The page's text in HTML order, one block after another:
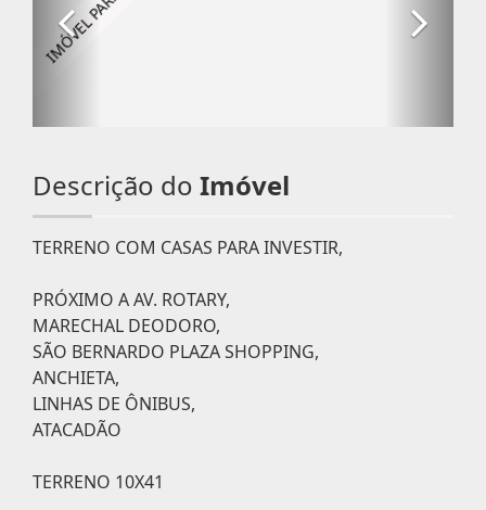
Descrição do Imóvel
TERRENO COM CASAS PARA INVESTIR,
PRÓXIMO A AV. ROTARY,
MARECHAL DEODORO,
SÃO BERNARDO PLAZA SHOPPING,
ANCHIETA,
LINHAS DE ÔNIBUS,
ATACADÃO
TERRENO 10X41